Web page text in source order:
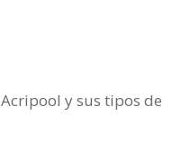
y sus tipos de